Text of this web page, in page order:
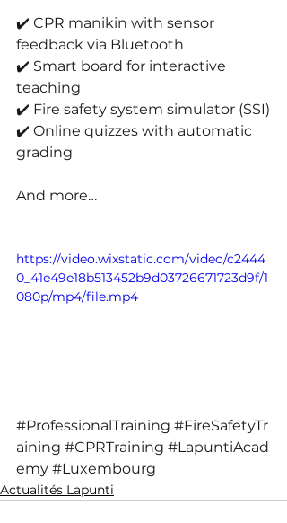
✔️ CPR manikin with sensor
feedback via Bluetooth
✔️ Smart board for interactive
teaching
✔️ Fire safety system simulator (SSI)
✔️ Online quizzes with automatic
grading
And more…
https://video.wixstatic.com/video/c2444
0_41e49e18b513452b9d03726671723d9f/1
080p/mp4/file.mp4
#ProfessionalTraining #FireSafetyTr
aining #CPRTraining #LapuntiAcad
emy #Luxembourg
Actualités Lapunti